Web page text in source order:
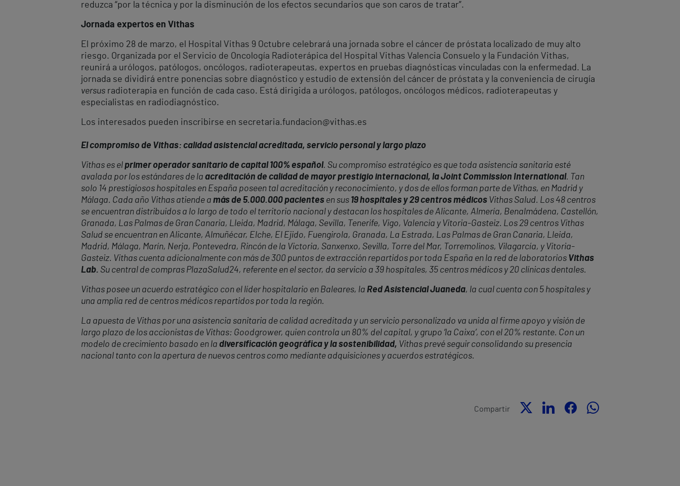
reduzca “por la técnica y por la disminución de los efectos secundarios que son caros de tratar”.
Jornada expertos en Vithas
El próximo 28 de marzo, el Hospital Vithas 9 Octubre celebrará una jornada sobre el cáncer de próstata localizado de muy alto
riesgo. Organizada por el Servicio de Oncología Radioterápica del Hospital Vithas Valencia Consuelo y la Fundación Vithas,
reunirá a urólogos, patólogos, oncólogos, radioterapeutas, expertos en pruebas diagnósticas vinculadas con la enfermedad. La
jornada se dividirá entre ponencias sobre diagnóstico y estudio de extensión del cáncer de próstata y la conveniencia de cirugía
versus radioterapia en función de cada caso. Está dirigida a urólogos, patólogos, oncólogos médicos, radioterapeutas y
especialistas en radiodiagnóstico.
Los interesados pueden inscribirse en secretaria.fundacion@vithas.es
El compromiso de Vithas: calidad asistencial acreditada, servicio personal y largo plazo
Vithas es elprimer operador sanitario de capital 100% español. Su compromiso estratégico es que toda asistencia sanitaria esté
avalada por los estándares de la acreditación de calidad de mayor prestigio internacional, la Joint Commission International. Tan
solo 14 prestigiosos hospitales en España poseen tal acreditación y reconocimiento, y dos de ellos forman parte de Vithas, en Madrid y
Málaga. Cada año Vithas atiende a más de 5.000.000 pacientes en sus 19 hospitales y 29 centros médicos Vithas Salud. Los 48 centros
se encuentran distribuidos a lo largo de todo el territorio nacional y destacan los hospitales de Alicante, Almería, Benalmádena, Castellón,
Granada, Las Palmas de Gran Canaria, Lleida, Madrid, Málaga, Sevilla, Tenerife, Vigo, Valencia y Vitoria-Gasteiz. Los 29 centros Vithas
Salud se encuentran en Alicante, Almuñécar, Elche, El Ejido, Fuengirola, Granada, La Estrada, Las Palmas de Gran Canaria, Lleida,
Madrid, Málaga, Marín, Nerja, Pontevedra, Rincón de la Victoria, Sanxenxo, Sevilla, Torre del Mar, Torremolinos, Vilagarcía, y Vitoria-
Gasteiz. Vithas cuenta adicionalmente con más de 300 puntos de extracción repartidos por toda España en la red de laboratorios Vithas
Lab. Su central de compras PlazaSalud24, referente en el sector, da servicio a 39 hospitales, 35 centros médicos y 20 clínicas dentales.
Vithas posee un acuerdo estratégico con el líder hospitalario en Baleares, la Red Asistencial Juaneda, la cual cuenta con 5 hospitales y
una amplia red de centros médicos repartidos por toda la región.
La apuesta de Vithas por una asistencia sanitaria de calidad acreditada y un servicio personalizado va unida al firme apoyo y visión de
largo plazo de los accionistas de Vithas: Goodgrower, quien controla un 80% del capital, y grupo ‘la Caixa’, con el 20% restante. Con un
modelo de crecimiento basado en la diversificación geográfica y la sostenibilidad, Vithas prevé seguir consolidando su presencia
nacional tanto con la apertura de nuevos centros como mediante adquisiciones y acuerdos estratégicos.
Compartir